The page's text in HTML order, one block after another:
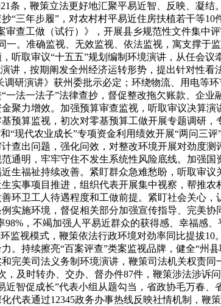
条，鞭策立法更好地汇聚平易近智、反映、凝
三年步履”，对农村村平易近住房扶植若干等
查工做（试行）》，开展县乡规范性文件集中
。准确监视、无效监视、依法监视，寓支撑于
取审议“十五五”规划编制环境演讲，从任会
讲，按期阐发全州经济运转形势，提出针对性
研演讲》获州委批示必定；环绕物流、用电等
法一法子”法律查抄，督促整改拖欠账款、企
聚力增效。加强预算审查监视，听取审议决算
预算监视，初次对零基预算工做开展专题调研
“现代农业成长”专项资金利用绩效开展“两问三
查出问题，强化问效，对整改环境开展对劲度
通明，牢牢守住不发生系统性风险底线。加强
生福祉持续改善。紧盯群众急难愁盼，听取审
实事项目推进，组织代表开展集中视察，帮推
环卫工人待遇程度和工做前提。紧盯社会关心
实施环境，督促相关部分加强宣传指导、完美
，不竭加强人平易近群众的获得感、幸福感
视模式，鞭策依法行政环境对劲率同比提拔10
持续擦亮“百案评查”类案监视品牌，健全“州
完美司法义务制环境演讲，鞭策司法机关权责
及时转办、交办、督办件87件，鞭策涉法涉诉
智促成长”代表小组从题勾当，省政协毛万春
代表通过12345政务办事热线反映社情机制，鞭